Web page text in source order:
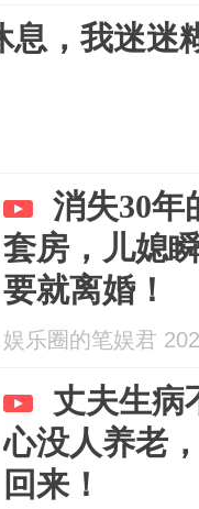
息，我迷迷
消失30年
套房，儿媳
要就离婚！
娱乐圈的笔娱君
丈夫生病
心没人养老
回来！